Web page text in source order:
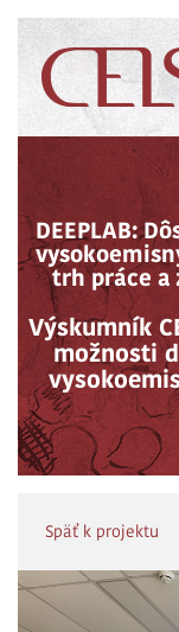
DEEPLAB:
trh práce a
Výskumník
možnosti
Späť k projektu